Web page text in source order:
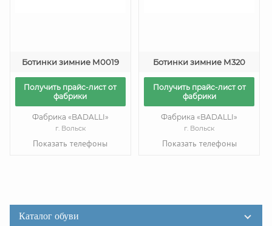
Ботинки зимние М0019
Получить прайс-лист от
фабрики
Фабрика «BADALLI»
г. Вольск
Показать телефоны
Ботинки зимние М320
Получить прайс-лист от
фабрики
Фабрика «BADALLI»
г. Вольск
Показать телефоны
Каталог обуви